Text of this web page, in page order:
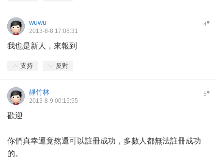
4#
wuwu
2013-8-8 17:08:31
我也是新人，來報到
支持 反對
5#
靜竹林
2013-8-9 00:15:55
歡迎
你們真幸運竟然還可以註冊成功，多數人都無法註冊成功
的。